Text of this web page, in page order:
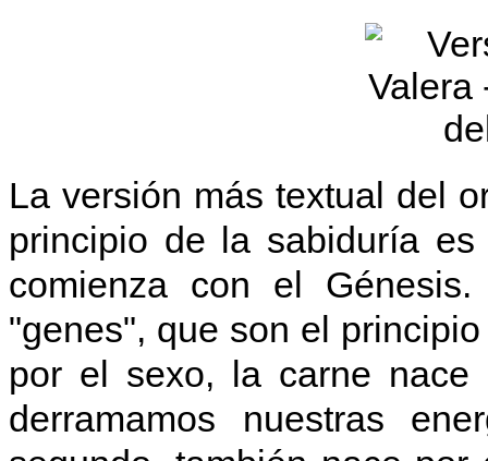
La versión más textual del
principio de la sabiduría
comienza con el
"genes", que son el
por el sexo, la carne nace
derramamos nuestras